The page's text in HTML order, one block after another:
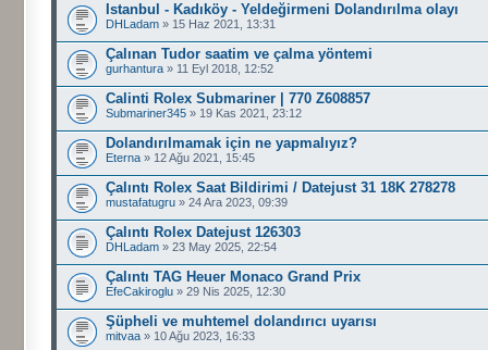
Istanbul - Kadıköy - Yeldeğirmeni Dolandırılma olayı
DHLadam » 15 Haz 2021, 13:31
Çalınan Tudor saatim ve çalma yöntemi
gurhantura » 11 Eyl 2018, 12:52
Calinti Rolex Submariner | 770 Z608857
Submariner345 » 19 Kas 2021, 23:12
Dolandırılmamak için ne yapmalıyız?
Eterna » 12 Ağu 2021, 15:45
Çalıntı Rolex Saat Bildirimi / Datejust 31 18K 278278
mustafatugru » 24 Ara 2023, 09:39
Çalıntı Rolex Datejust 126303
DHLadam » 23 May 2025, 22:54
Çalıntı TAG Heuer Monaco Grand Prix
EfeCakiroglu » 29 Nis 2025, 12:30
Şüpheli ve muhtemel dolandırıcı uyarısı
mitvaa » 10 Ağu 2023, 16:33